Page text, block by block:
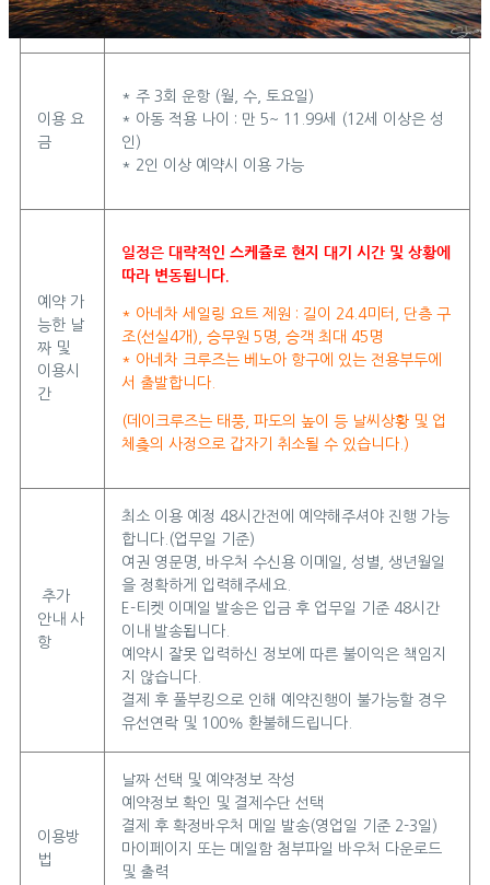
이 아네차 크루즈에서는 제공하지 않습니다.
이용 요
금
* 주 3회 운항 (월, 수, 토요일)
* 아동 적용 나이 : 만 5~ 11.99세 (12세 이상은 성
인)
* 2인 이상 예약시 이용 가능
예약 가
능한 날
짜 및
이용시
간
일정은 대략적인 스케쥴로 현지 대기 시간 및 상황에
따라 변동됩니다.
* 아네차 세일링 요트 제원 : 길이 24.4미터, 단층 구
조(선실4개), 승무원 5명, 승객 최대 45명
* 아네차 크루즈는 베노아 항구에 있는 전용부두에
서 출발합니다.
(데이크루즈는 태풍, 파도의 높이 등 날씨상황 및 업
체츶의 사정으로 갑자기 취소될 수 있습니다.)
추가
안내 사
항
최소 이용 예정 48시간전에 예약해주셔야 진행 가능
합니다.(업무일 기준)
여권 영문명, 바우처 수신용 이메일, 성별, 생년월일
을 정확하게 입력해주세요.
E-티켓 이메일 발송은 입금 후 업무일 기준 48시간
이내 발송됩니다.
예약시 잘못 입력하신 정보에 따른 불이익은 책임지
지 않습니다.
결제 후 풀부킹으로 인해 예약진행이 불가능할 경우
유선연락 및 100% 환불해드립니다.
이용방
법
날짜 선택 및 예약정보 작성
예약정보 확인 및 결제수단 선택
결제 후 확정바우처 메일 발송(영업일 기준 2-3일)
마이페이지 또는 메일함 첨부파일 바우처 다운로드
및 출력